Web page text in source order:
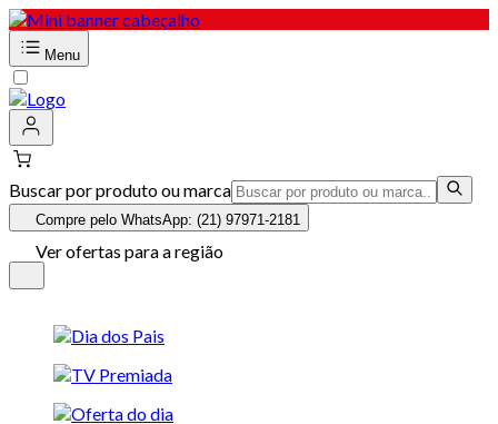
Menu
Buscar por produto ou marca
Compre pelo WhatsApp: (21) 97971-2181
Ver ofertas para a região